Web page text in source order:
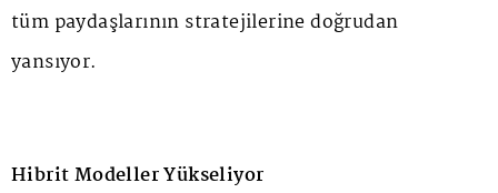
tüm paydaşlarının stratejilerine doğrudan
yansıyor.
Hibrit Modeller Yükseliyor